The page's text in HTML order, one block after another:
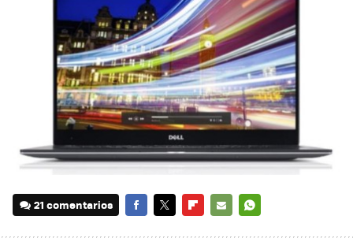
21 comentarios